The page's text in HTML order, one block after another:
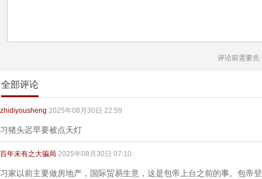
评论前需要先
全部评论
zhidiyousheng 2025年08月30日 22:59
习猪头迟早要被点天灯
百年未有之大骗局 2025年08月30日 07:10
习家以前主要做房地产，国际贸易生意，这是包帝上台之前的事。包帝